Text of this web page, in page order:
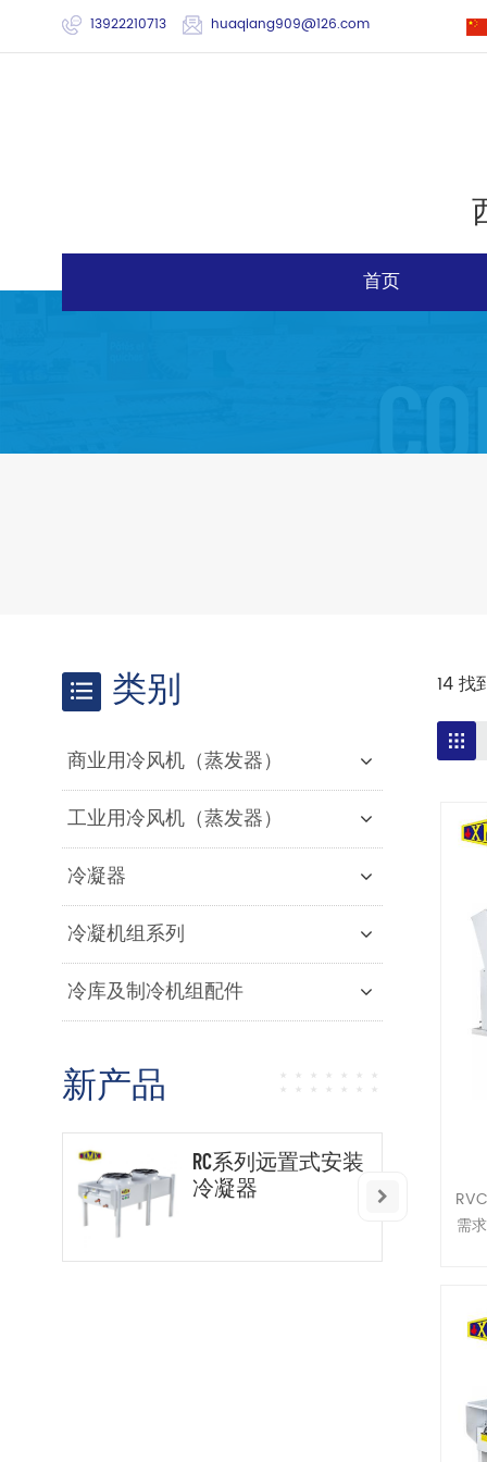
13922210713 huaqiang909@126.com
首页
14 找
需
类别
商业用冷风机（蒸发器）
工业用冷风机（蒸发器）
冷凝器
冷凝机组系列
冷库及制冷机组配件
新产品
RC系列远置式安装
冷凝器